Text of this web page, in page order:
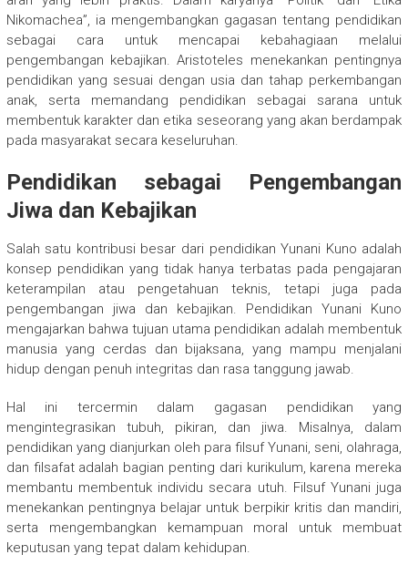
Nikomachea”, ia mengembangkan gagasan tentang pendidikan
sebagai cara untuk mencapai kebahagiaan melalui
pengembangan kebajikan. Aristoteles menekankan pentingnya
pendidikan yang sesuai dengan usia dan tahap perkembangan
anak, serta memandang pendidikan sebagai sarana untuk
membentuk karakter dan etika seseorang yang akan berdampak
pada masyarakat secara keseluruhan.
Pendidikan sebagai Pengembangan
Jiwa dan Kebajikan
Salah satu kontribusi besar dari pendidikan Yunani Kuno adalah
konsep pendidikan yang tidak hanya terbatas pada pengajaran
keterampilan atau pengetahuan teknis, tetapi juga pada
pengembangan jiwa dan kebajikan. Pendidikan Yunani Kuno
mengajarkan bahwa tujuan utama pendidikan adalah membentuk
manusia yang cerdas dan bijaksana, yang mampu menjalani
hidup dengan penuh integritas dan rasa tanggung jawab.
Hal ini tercermin dalam gagasan pendidikan yang
mengintegrasikan tubuh, pikiran, dan jiwa. Misalnya, dalam
pendidikan yang dianjurkan oleh para filsuf Yunani, seni, olahraga,
dan filsafat adalah bagian penting dari kurikulum, karena mereka
membantu membentuk individu secara utuh. Filsuf Yunani juga
menekankan pentingnya belajar untuk berpikir kritis dan mandiri,
serta mengembangkan kemampuan moral untuk membuat
keputusan yang tepat dalam kehidupan.